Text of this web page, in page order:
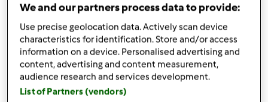
Ingredientes
25gcranberries
We and our partners process data to provide:
Use precise geolocation data. Actively scan device
characteristics for identification. Store and/or access
information on a device. Personalised advertising and
content, advertising and content measurement,
audience research and services development.
List of Partners (vendors)